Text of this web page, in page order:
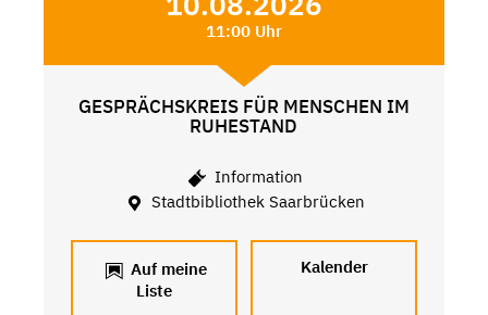
11:00 Uhr
GESPRÄCHSKREIS FÜR MENSCHEN IM
RUHESTAND
Information
Stadtbibliothek Saarbrücken
Auf meine
Liste
Kalender